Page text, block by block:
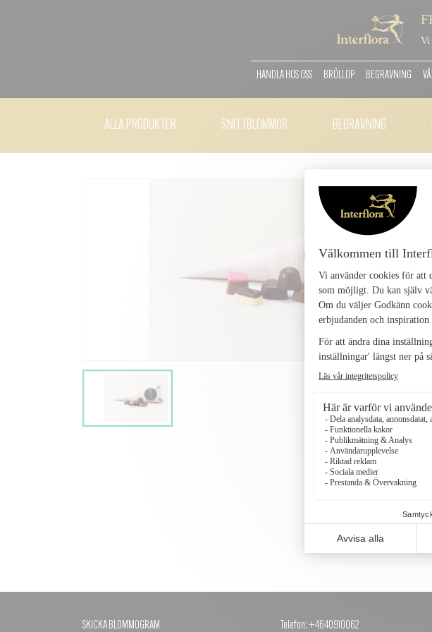
Vi
HANDLA HOS OSS BRÖLLOP BEGRAVNING
ALLA PRODUKTER SNITTBLOMMOR BEGRAVNING
SKICKA BLOMMOGRAM Telefon: +4640910062